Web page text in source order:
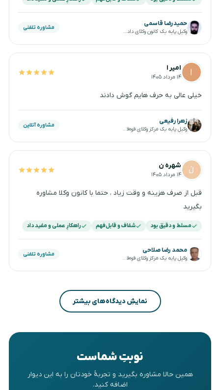
حمیدرضا قاسمی
وکیل پایه یک کانون وکلای دادگستری
مشاوره تلفنی
امیر ا
۱۴ مرداد ۱۴۰۵
خیلی عالی به حرف هایم گوش دادند
زهرا رفیعی
وکیل پایه یک مرکز وکلای قوه‌قضاییه
مشاوره آنلاین
شهره ن
۱۴ مرداد ۱۴۰۵
قبل از صرف هزینه و وقت زیاد ، حتما با کانون وکلا مشاوره
بگیرید
مسلط و دقیق بود شفاف و قابل‌فهم راهکارِ عملی و مفید داد
محمد رضا صلاحی
وکیل پایه یک مرکز وکلای قوه‌قضاییه
مشاوره تلفنی
نمایشِ دیدگاه‌های بیشتر
نوبتِ شماست
همین حالا مشاوره بگیرید و تجربهٔ خودتان را به این دیوار
اضافه کنید.